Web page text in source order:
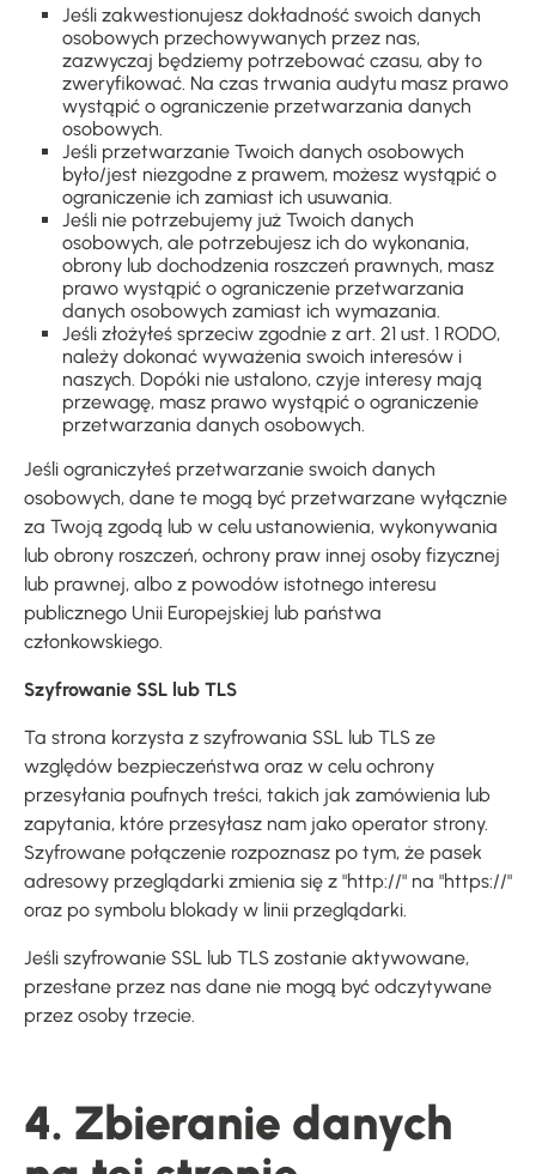
Jeśli zakwestionujesz dokładność swoich danych
osobowych przechowywanych przez nas,
zazwyczaj będziemy potrzebować czasu, aby to
zweryfikować. Na czas trwania audytu masz prawo
wystąpić o ograniczenie przetwarzania danych
osobowych.
Jeśli przetwarzanie Twoich danych osobowych
było/jest niezgodne z prawem, możesz wystąpić o
ograniczenie ich zamiast ich usuwania.
Jeśli nie potrzebujemy już Twoich danych
osobowych, ale potrzebujesz ich do wykonania,
obrony lub dochodzenia roszczeń prawnych, masz
prawo wystąpić o ograniczenie przetwarzania
danych osobowych zamiast ich wymazania.
Jeśli złożyłeś sprzeciw zgodnie z art. 21 ust. 1 RODO,
należy dokonać wyważenia swoich interesów i
naszych. Dopóki nie ustalono, czyje interesy mają
przewagę, masz prawo wystąpić o ograniczenie
przetwarzania danych osobowych.
Jeśli ograniczyłeś przetwarzanie swoich danych
osobowych, dane te mogą być przetwarzane wyłącznie
za Twoją zgodą lub w celu ustanowienia, wykonywania
lub obrony roszczeń, ochrony praw innej osoby fizycznej
lub prawnej, albo z powodów istotnego interesu
publicznego Unii Europejskiej lub państwa
członkowskiego.
Szyfrowanie SSL lub TLS
Ta strona korzysta z szyfrowania SSL lub TLS ze
względów bezpieczeństwa oraz w celu ochrony
przesyłania poufnych treści, takich jak zamówienia lub
zapytania, które przesyłasz nam jako operator strony.
Szyfrowane połączenie rozpoznasz po tym, że pasek
adresowy przeglądarki zmienia się z "http://" na "https://"
oraz po symbolu blokady w linii przeglądarki.
Jeśli szyfrowanie SSL lub TLS zostanie aktywowane,
przesłane przez nas dane nie mogą być odczytywane
przez osoby trzecie.
4. Zbieranie danych